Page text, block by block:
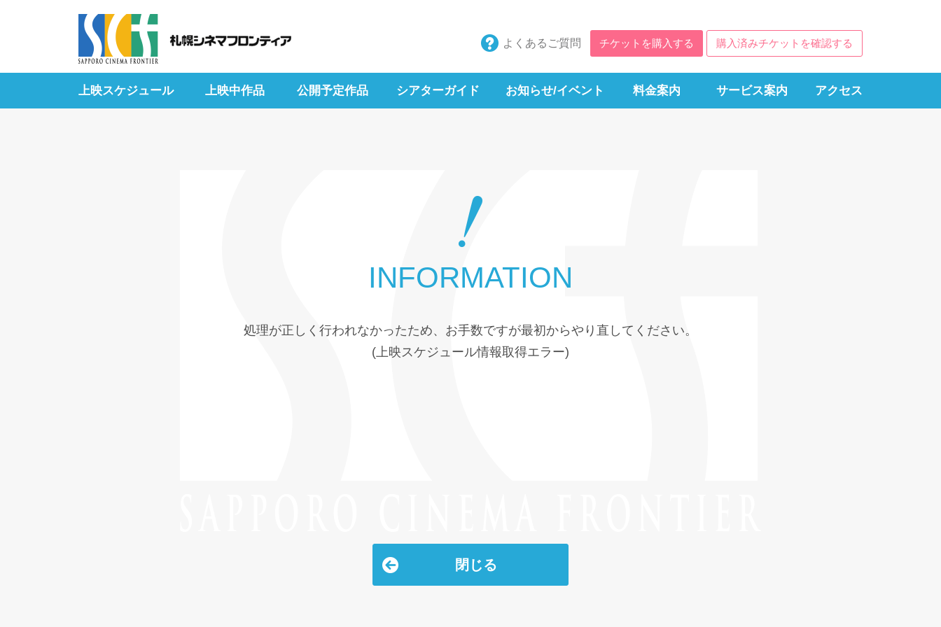
よくあるご質問 チケットを購入する 購入済みチケットを確認する
上映スケジュール 上映中作品 公開予定作品 シアターガイド お知らせ/イベント 料金案内 サービス案内 アクセス
INFORMATION
処理が正しく行われなかったため、お手数ですが最初からやり直してください。
(上映スケジュール情報取得エラー)
閉じる